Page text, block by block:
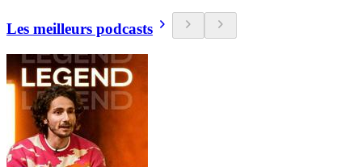
Les meilleurs podcasts